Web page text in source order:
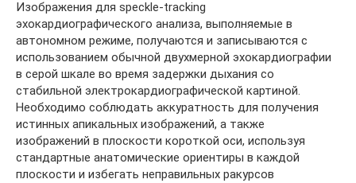
Изображения для speckle-tracking
эхокардиографического анализа, выполняемые в
автономном режиме, получаются и записываются с
использованием обычной двухмерной эхокардиографии
в серой шкале во время задержки дыхания со
стабильной электрокардиографической картиной.
Необходимо соблюдать аккуратность для получения
истинных апикальных изображений, а также
изображений в плоскости короткой оси, используя
стандартные анатомические ориентиры в каждой
плоскости и избегать неправильных ракурсов